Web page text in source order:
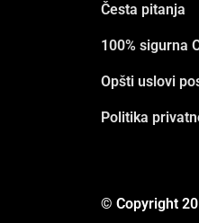
Česta pitanja
100% sigurna
Opšti uslovi
Politika
© Copyright